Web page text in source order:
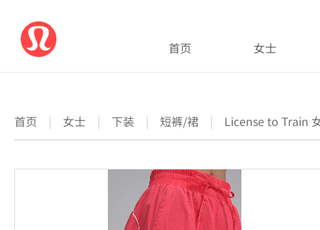
首页 女士
首页 | 女士 | 下装 | 短裤/裙 | License to Train